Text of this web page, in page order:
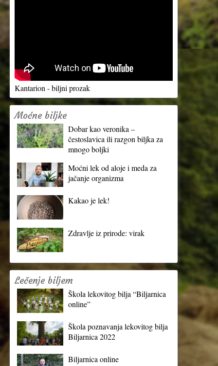
Kantarion - biljni prozak
Moćne biljke
Dobar kao veronika –
čestoslavica ili razgon biljka za
mnogo boljki
Moćni lek od aloje i meda za
jačanje organizma
Kakao je lek!
Zdravlje iz prirode: virak
Lečenje biljem
Škola lekovitog bilja “Biljarnica
online”
Škola poznavanja lekovitog bilja
Biljarnica 2022
Biljarnica online